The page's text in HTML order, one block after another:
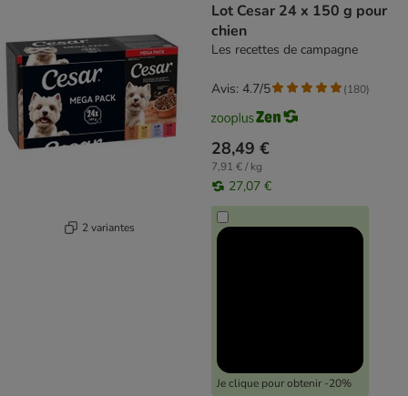
2 variantes
Lot Cesar 24 x 150 g pour
chien
Les recettes de campagne
28,49 €
7,91 € / kg
27,07 €
Je clique pour obtenir -20%
Avis: 4.7/5 (180)